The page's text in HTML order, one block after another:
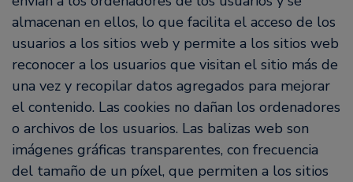
almacenan en ellos, lo que facilita el acceso de los
usuarios a los sitios web y permite a los sitios web
reconocer a los usuarios que visitan el sitio más de
una vez y recopilar datos agregados para mejorar
el contenido. Las cookies no dañan los ordenadores
o archivos de los usuarios. Las balizas web son
imágenes gráficas transparentes, con frecuencia
del tamaño de un píxel, que permiten a los sitios